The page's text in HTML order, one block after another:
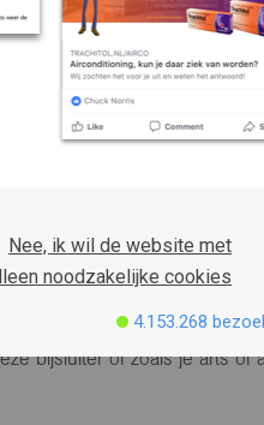
bijsluiter of zoals je arts
Nee, ik wil de website met
noodzakelijke cookies
4.153.268